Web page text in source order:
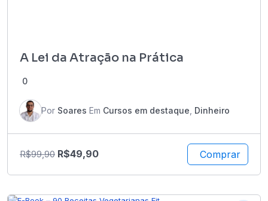
A Lei da Atração na Prática
0
Por Soares Em Cursos em destaque Dinheiro
R$99,90 R$49,90 Comprar